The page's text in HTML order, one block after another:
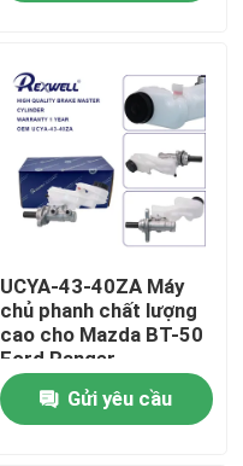
UCYA-43-40ZA Máy
chủ phanh chất lượng
cao cho Mazda BT-50
Ford Ranger
Gửi yêu cầu